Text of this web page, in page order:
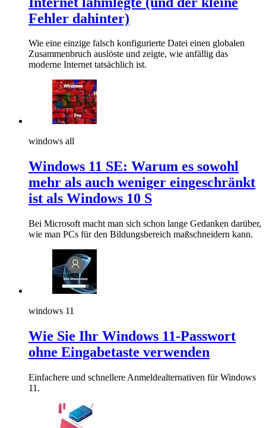
Fehler dahinter)
Wie eine einzige falsch konfigurierte Datei einen globalen
Zusammenbruch auslöste und zeigte, wie anfällig das
moderne Internet tatsächlich ist.
windows all
Windows 11 SE: Warum es sowohl
mehr als auch weniger eingeschränkt
ist als Windows 10 S
Bei Microsoft macht man sich schon lange Gedanken darüber,
wie man PCs für den Bildungsbereich maßschneidern kann.
windows 11
Wie Sie Ihr Windows 11-Passwort
ohne Eingabetaste verwenden
Einfachere und schnellere Anmeldealternativen für Windows
11.